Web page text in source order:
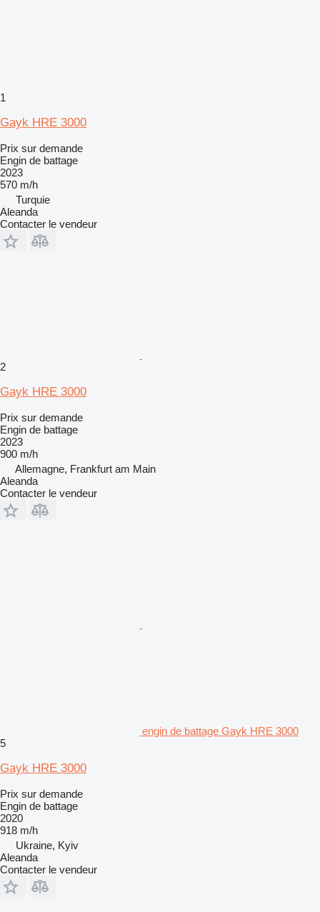
1
Gayk HRE 3000
Prix sur demande
Engin de battage
2023
570 m/h
Turquie
Aleanda
Contacter le vendeur
2
Gayk HRE 3000
Prix sur demande
Engin de battage
2023
900 m/h
Allemagne, Frankfurt am Main
Aleanda
Contacter le vendeur
engin de battage Gayk HRE 3000
5
Gayk HRE 3000
Prix sur demande
Engin de battage
2020
918 m/h
Ukraine, Kyiv
Aleanda
Contacter le vendeur